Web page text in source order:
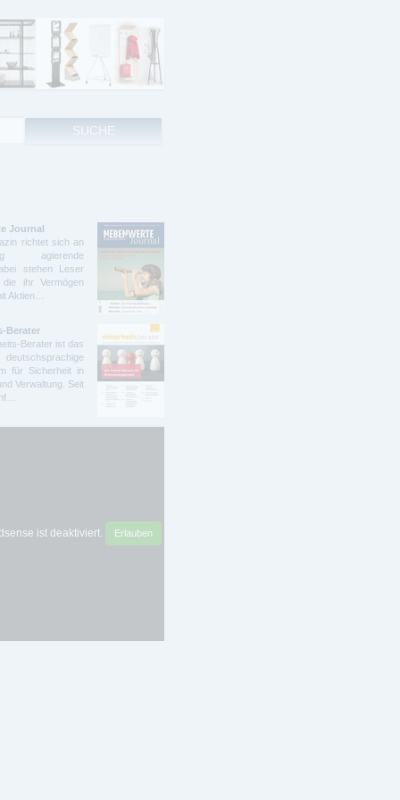
Journal
richtet sich an
agierende
stehen Leser
ihr Vermögen
Aktien…
Berater
Berater ist das
für Sicherheit in
Verwaltung. Seit
ist deaktiviert. Erlauben